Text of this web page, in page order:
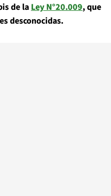
de la Ley N°20.009, que
desconocidas.